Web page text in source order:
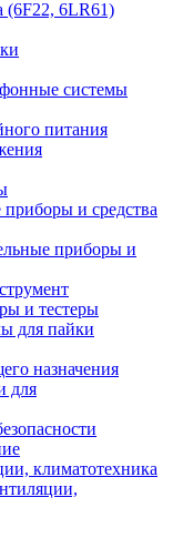
(6F22, 6LR61)
системы
питания
и средства
приборы и
и тестеры
для пайки
назначения
для
климатотехника